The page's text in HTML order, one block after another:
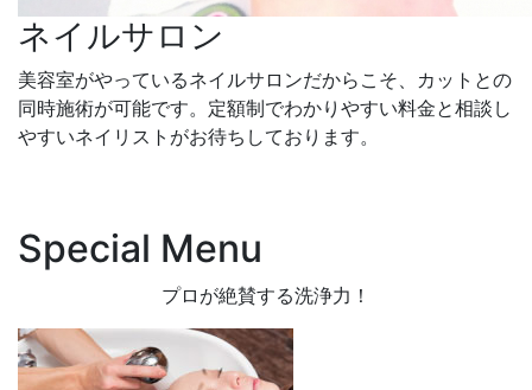
ネイルサロン
美容室がやっているネイルサロンだからこそ、カットとの
同時施術が可能です。定額制でわかりやすい料金と相談し
やすいネイリストがお待ちしております。
Special Menu
プロが絶賛する洗浄力！